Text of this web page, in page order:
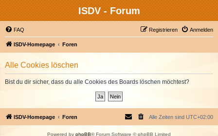
ISDV - Forum
FAQ Anmelden
Registrieren
ISDV-Homepage Foren
Alle Cookies löschen
Bist du dir sicher, dass du alle Cookies des Boards löschen möchtest?
ISDV-Homepage Foren Alle Zeiten sind UTC+02:00
Powered by phpBB® Forum Software © phpBB Limited